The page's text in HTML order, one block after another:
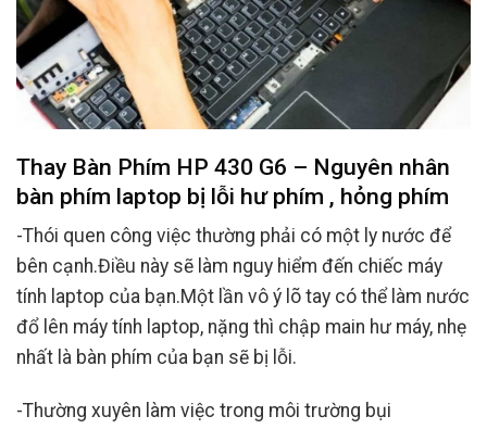
Thay Bàn Phím HP 430 G6 – Nguyên nhân
bàn phím laptop bị lỗi hư phím , hỏng phím
-Thói quen công việc thường phải có một ly nước để
bên cạnh.Điều này sẽ làm nguy hiểm đến chiếc máy
tính laptop của bạn.Một lần vô ý lõ tay có thể làm nước
đổ lên máy tính laptop, nặng thì chập main hư máy, nhẹ
nhất là bàn phím của bạn sẽ bị lỗi.
-Thường xuyên làm việc trong môi trường bụi